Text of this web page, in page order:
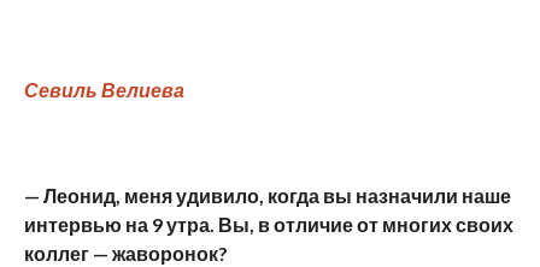
Севиль Велиева
— Леонид, меня удивило, когда вы назначили наше
интервью на 9 утра. Вы, в отличие от многих своих
коллег — жаворонок?